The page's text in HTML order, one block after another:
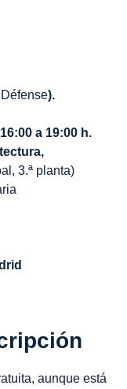
).
a 19:00 h.
3.ª planta)
aunque está